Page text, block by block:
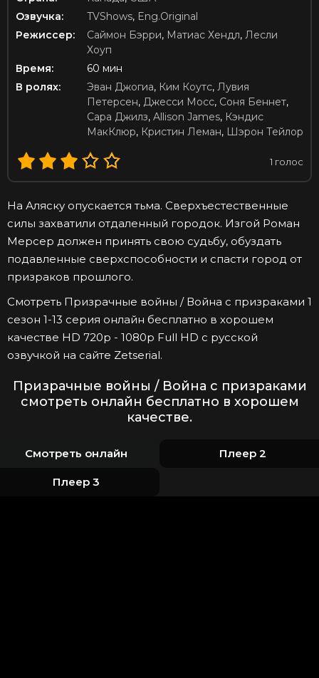
Озвучка:
TVShows, Eng.Original
Режиссер:
Саймон Бэрри, Матиас Хендл, Лесли
Хоуп
Время:
60 мин
В ролях:
Эван Джогиа, Ким Коутс, Лувия
Петерсен, Джесси Мосс, Соня Беннет,
Сара Джилз, Allison James, Кэндис
МакКлюр, Кристин Леман, Шэрон Тейлор
1 голос
На Аляску опускается тьма. Сверхъестественные
силы захватили отдаленный городок. Изгой Роман
Мерсер должен принять свою судьбу, обуздать
подавленные сверхспособности и спасти город от
призраков прошлого.
Смотреть Призрачные войны / Война с призраками 1
сезон 1-13 серия онлайн бесплатно в хорошем
качестве HD 720p - 1080p Full HD с русской
озвучкой на сайте Zetserial.
Призрачные войны / Война с призраками
смотреть онлайн бесплатно в хорошем
качестве.
Смотреть онлайн Плеер 2
Плеер 3